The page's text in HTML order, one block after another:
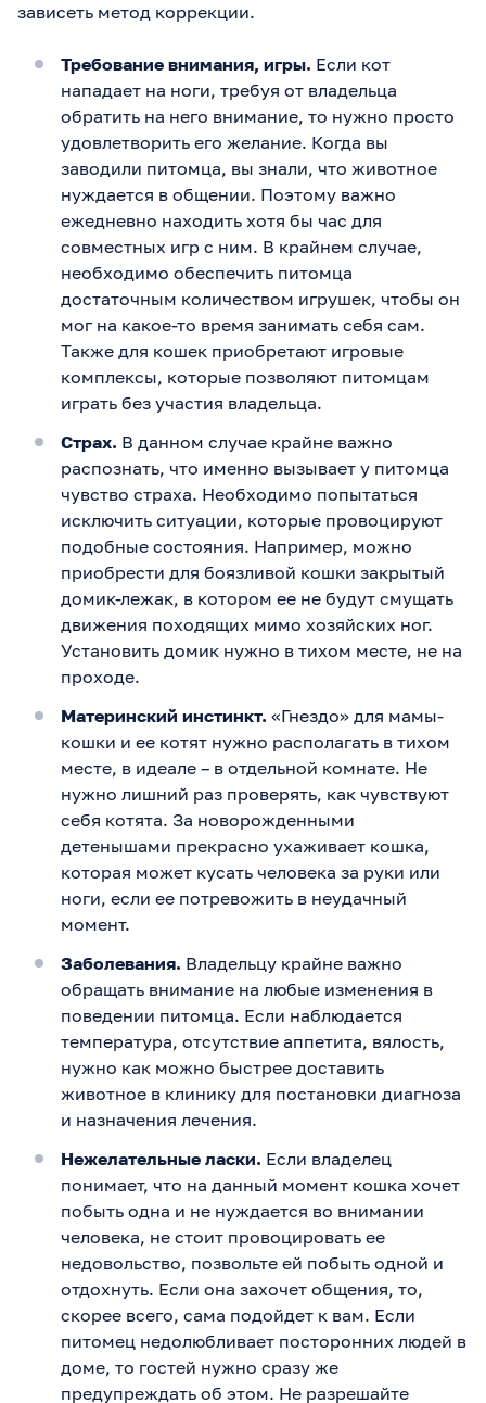
зависеть метод коррекции.
Требование внимания, игры. Если кот
нападает на ноги, требуя от владельца
обратить на него внимание, то нужно просто
удовлетворить его желание. Когда вы
заводили питомца, вы знали, что животное
нуждается в общении. Поэтому важно
ежедневно находить хотя бы час для
совместных игр с ним. В крайнем случае,
необходимо обеспечить питомца
достаточным количеством игрушек, чтобы он
мог на какое-то время занимать себя сам.
Также для кошек приобретают игровые
комплексы, которые позволяют питомцам
играть без участия владельца.
Страх. В данном случае крайне важно
распознать, что именно вызывает у питомца
чувство страха. Необходимо попытаться
исключить ситуации, которые провоцируют
подобные состояния. Например, можно
приобрести для боязливой кошки закрытый
домик-лежак, в котором ее не будут смущать
движения походящих мимо хозяйских ног.
Установить домик нужно в тихом месте, не на
проходе.
Материнский инстинкт. «Гнездо» для мамы-
кошки и ее котят нужно располагать в тихом
месте, в идеале – в отдельной комнате. Не
нужно лишний раз проверять, как чувствуют
себя котята. За новорожденными
детенышами прекрасно ухаживает кошка,
которая может кусать человека за руки или
ноги, если ее потревожить в неудачный
момент.
Заболевания. Владельцу крайне важно
обращать внимание на любые изменения в
поведении питомца. Если наблюдается
температура, отсутствие аппетита, вялость,
нужно как можно быстрее доставить
животное в клинику для постановки диагноза
и назначения лечения.
Нежелательные ласки. Если владелец
понимает, что на данный момент кошка хочет
побыть одна и не нуждается во внимании
человека, не стоит провоцировать ее
недовольство, позвольте ей побыть одной и
отдохнуть. Если она захочет общения, то,
скорее всего, сама подойдет к вам. Если
питомец недолюбливает посторонних людей в
доме, то гостей нужно сразу же
предупреждать об этом. Не разрешайте